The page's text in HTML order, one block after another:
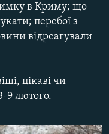
в Криму; що
перебої з
відреагували
цікаві чи
9 лютого.